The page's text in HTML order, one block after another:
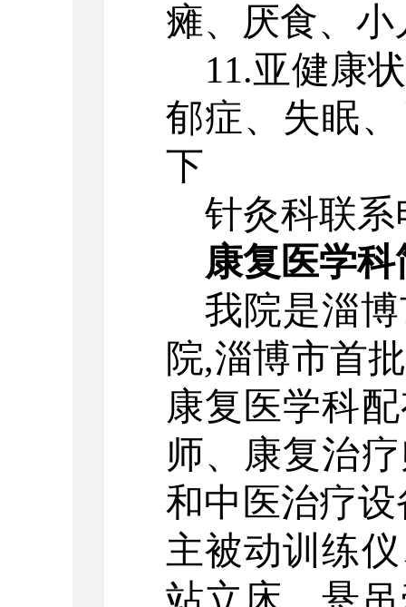
瘫、厌食、小
11.亚健康
郁症、失眠
下
针灸科联系
康复医学科
我院是淄
院,淄博市首
康复医学科
师、康复治
和中医治疗
主被动训练